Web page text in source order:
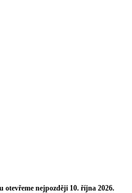
nejpozději 10. října 2026.